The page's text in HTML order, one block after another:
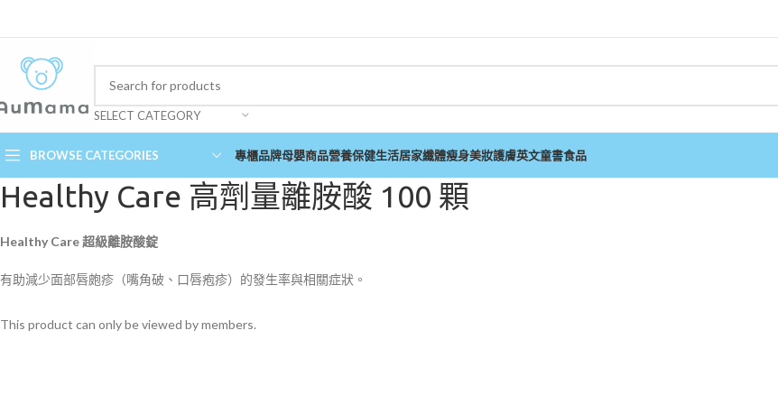
SELECT CATEGORY
BROWSE CATEGORIES 專櫃品牌母嬰商品營養保健生活居家纖體瘦身美妝護膚英文童書食品
Healthy Care 高劑量離胺酸 100 顆
Healthy Care 超級離胺酸錠
有助減少面部唇皰疹（嘴角破、口唇疱疹）的發生率與相關症狀。
This product can only be viewed by members.